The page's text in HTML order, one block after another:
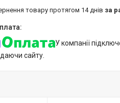
товару протягом 14 днів за
У компанії
сайту.